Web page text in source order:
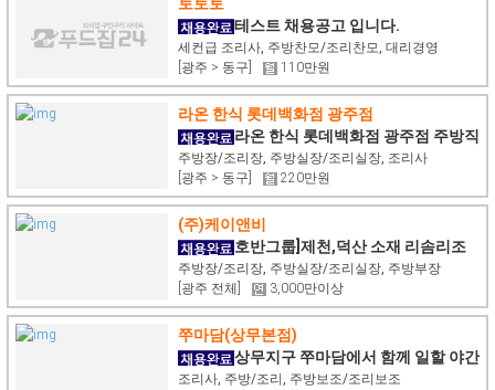
토토토
테스트 채용공고 입니다.
세컨급 조리사, 주방찬모/조리찬모, 대리경영
[광주 > 동구]
110만원
라온 한식 롯데백화점 광주점
라온 한식 롯데백화점 광주점 주방직
원 채용
주방장/조리장, 주방실장/조리실장, 조리사
[광주 > 동구]
220만원
(주)케이앤비
호반그룹]제천,덕산 소재 리솜리조
트 레스토랑 조리팀 [기숙사 제공[내용必
주방장/조리장, 주방실장/조리실장, 주방부장
[광주 전체]
3,000만이상
쭈마담(상무본점)
상무지구 쭈마담에서 함께 일할 야간
주방직원 구합니다.
조리사, 주방/조리, 주방보조/조리보조